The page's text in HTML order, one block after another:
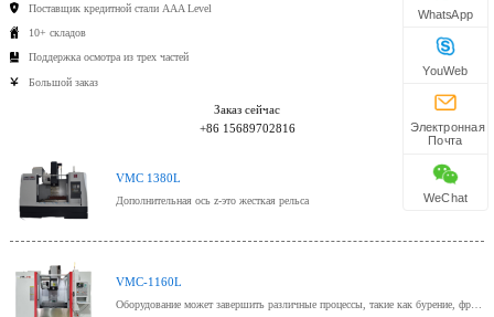
Поставщик кредитной стали AAA Level
10+ складов
Поддержка осмотра из трех частей
Большой заказ
Заказ сейчас
+86 15689702816
VMC 1380L
Дополнительная ось z-это жесткая рельса
VMC-1160L
Оборудование может завершить различные процессы, такие как бурение, фрезерование, скучное, расширяющее, развернутое,
WhatsApp
YouWeb
Электронная
Почта
WeChat